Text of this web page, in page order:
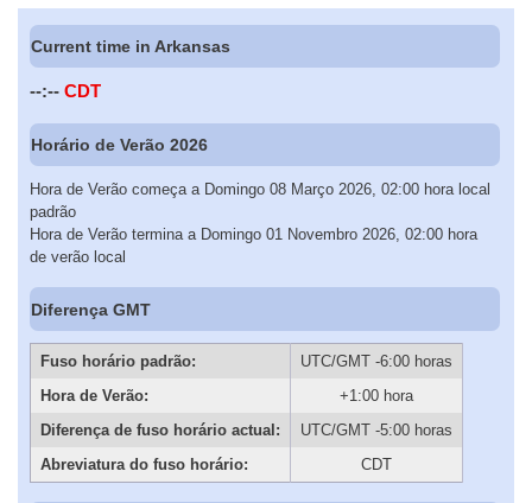
Current time in Arkansas
--:-- CDT
Horário de Verão 2026
Hora de Verão começa a Domingo 08 Março 2026, 02:00 hora local
padrão
Hora de Verão termina a Domingo 01 Novembro 2026, 02:00 hora
de verão local
Diferença GMT
Fuso horário padrão:
UTC/GMT -6:00 horas
Hora de Verão:
+1:00 hora
Diferença de fuso horário actual:
UTC/GMT -5:00 horas
Abreviatura do fuso horário:
CDT